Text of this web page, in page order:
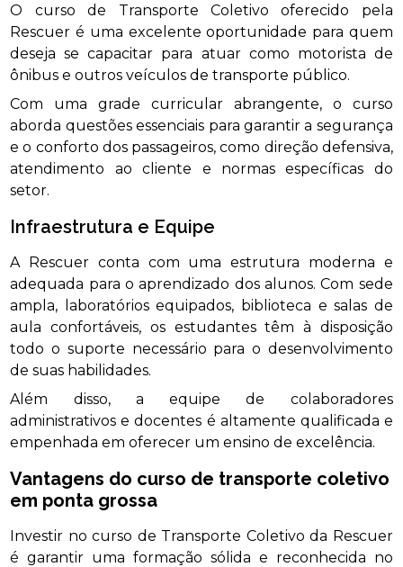
O curso de Transporte Coletivo oferecido pela
Rescuer é uma excelente oportunidade para quem
deseja se capacitar para atuar como motorista de
ônibus e outros veículos de transporte público.
Com uma grade curricular abrangente, o curso
aborda questões essenciais para garantir a segurança
e o conforto dos passageiros, como direção defensiva,
atendimento ao cliente e normas específicas do
setor.
Infraestrutura e Equipe
A Rescuer conta com uma estrutura moderna e
adequada para o aprendizado dos alunos. Com sede
ampla, laboratórios equipados, biblioteca e salas de
aula confortáveis, os estudantes têm à disposição
todo o suporte necessário para o desenvolvimento
de suas habilidades.
Além disso, a equipe de colaboradores
administrativos e docentes é altamente qualificada e
empenhada em oferecer um ensino de excelência.
Vantagens do curso de transporte coletivo
em ponta grossa
Investir no curso de Transporte Coletivo da Rescuer
é garantir uma formação sólida e reconhecida no